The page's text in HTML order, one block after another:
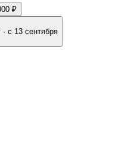
₽
· с 13 сентября